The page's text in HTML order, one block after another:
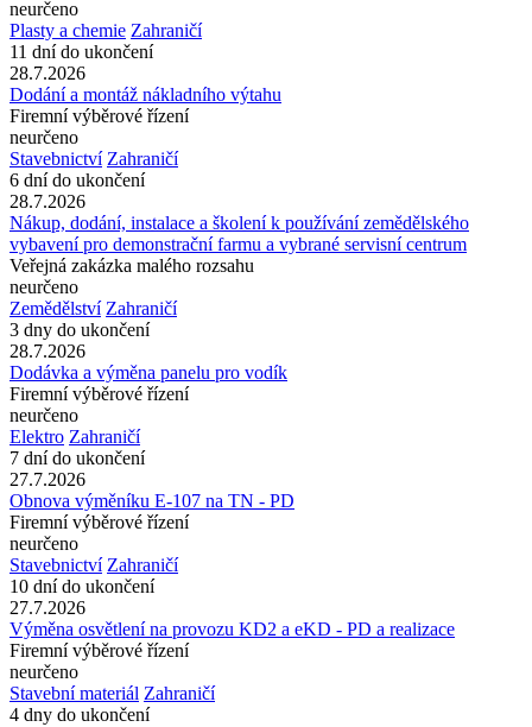
neurčeno
Plasty a chemie Zahraničí
11 dní do ukončení
28.7.2026
Dodání a montáž nákladního výtahu
Firemní výběrové řízení
neurčeno
Stavebnictví Zahraničí
6 dní do ukončení
28.7.2026
Nákup, dodání, instalace a školení k používání zemědělského
vybavení pro demonstrační farmu a vybrané servisní centrum
Veřejná zakázka malého rozsahu
neurčeno
Zemědělství Zahraničí
3 dny do ukončení
28.7.2026
Dodávka a výměna panelu pro vodík
Firemní výběrové řízení
neurčeno
Elektro Zahraničí
7 dní do ukončení
27.7.2026
Obnova výměníku E-107 na TN - PD
Firemní výběrové řízení
neurčeno
Stavebnictví Zahraničí
10 dní do ukončení
27.7.2026
Výměna osvětlení na provozu KD2 a eKD - PD a realizace
Firemní výběrové řízení
neurčeno
Stavební materiál Zahraničí
4 dny do ukončení